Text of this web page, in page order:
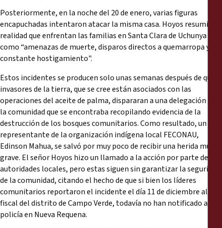
Posteriormente, en la noche del 20 de enero, varias figuras
encapuchadas intentaron atacar la misma casa. Hoyos resumió la
realidad que enfrentan las familias en Santa Clara de Uchunya
como “amenazas de muerte, disparos directos a quemarropa y
constante hostigamiento".
Estos incidentes se producen solo unas semanas después de que
invasores de la tierra, que se cree están asociados con las
operaciones del aceite de palma, dispararan a una delegación de
la comunidad que se encontraba recopilando evidencia de la
destrucción de los bosques comunitarios. Como resultado, un
representante de la organización indígena local FECONAU,
Edinson Mahua, se salvó por muy poco de recibir una herida muy
grave. El señor Hoyos hizo un llamado a la acción por parte de las
autoridades locales, pero estas siguen sin garantizar la seguridad
de la comunidad, citando el hecho de que si bien los líderes
comunitarios reportaron el incidente el día 11 de diciembre al
fiscal del distrito de Campo Verde, todavía no han notificado a la
policía en Nueva Requena.